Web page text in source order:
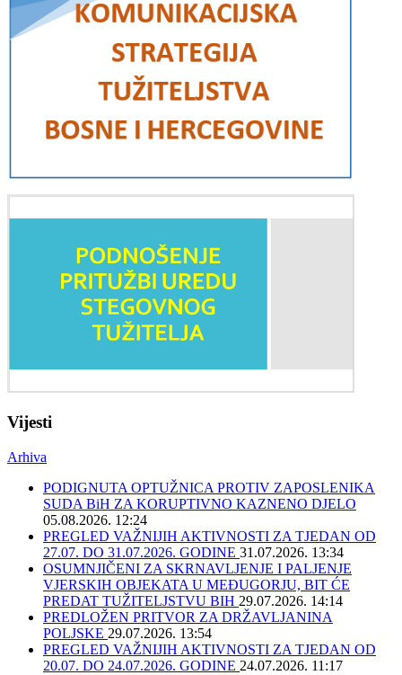
Vijesti
Arhiva
PODIGNUTA OPTUŽNICA PROTIV ZAPOSLENIKA
SUDA BiH ZA KORUPTIVNO KAZNENO DJELO
05.08.2026. 12:24
PREGLED VAŽNIJIH AKTIVNOSTI ZA TJEDAN OD
27.07. DO 31.07.2026. GODINE 31.07.2026. 13:34
OSUMNJIČENI ZA SKRNAVLJENJE I PALJENJE
VJERSKIH OBJEKATA U MEĐUGORJU, BIT ĆE
PREDAT TUŽITELJSTVU BIH 29.07.2026. 14:14
PREDLOŽEN PRITVOR ZA DRŽAVLJANINA
POLJSKE 29.07.2026. 13:54
PREGLED VAŽNIJIH AKTIVNOSTI ZA TJEDAN OD
20.07. DO 24.07.2026. GODINE 24.07.2026. 11:17